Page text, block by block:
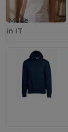
Made
in IT